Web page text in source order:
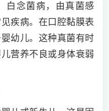
念菌病，由真菌感
疾病。在口腔黏膜表
幼儿。这种真菌有时
营养不良或身体衰弱